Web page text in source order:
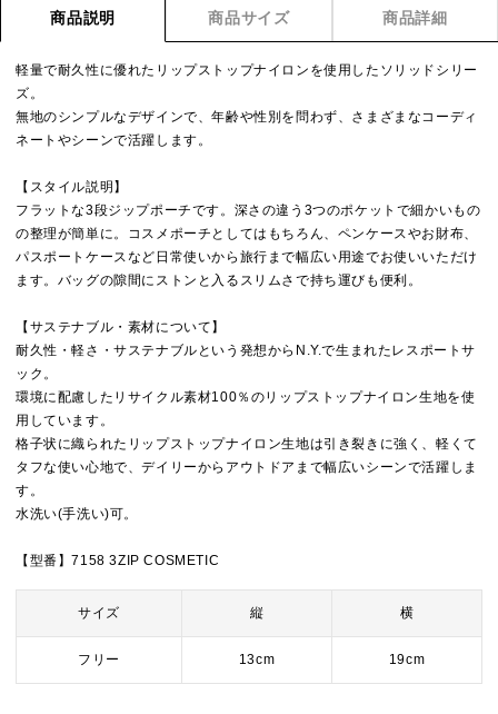
商品説明 商品サイズ 商品詳細
軽量で耐久性に優れたリップストップナイロンを使用したソリッドシリー
ズ。
無地のシンプルなデザインで、年齢や性別を問わず、さまざまなコーディ
ネートやシーンで活躍します。
【スタイル説明】
フラットな3段ジップポーチです。深さの違う3つのポケットで細かいもの
の整理が簡単に。コスメポーチとしてはもちろん、ペンケースやお財布、
パスポートケースなど日常使いから旅行まで幅広い用途でお使いいただけ
ます。バッグの隙間にストンと入るスリムさで持ち運びも便利。
【サステナブル・素材について】
耐久性・軽さ・サステナブルという発想からN.Y.で生まれたレスポートサ
ック。
環境に配慮したリサイクル素材100％のリップストップナイロン生地を使
用しています。
格子状に織られたリップストップナイロン生地は引き裂きに強く、軽くて
タフな使い心地で、デイリーからアウトドアまで幅広いシーンで活躍しま
す。
水洗い(手洗い)可。
【型番】7158 3ZIP COSMETIC
サイズ 縦 横
フリー 13cm 19cm